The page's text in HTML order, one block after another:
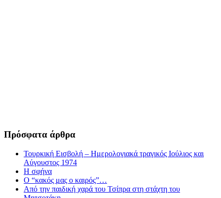
Πρόσφατα άρθρα
Τουρκική Εισβολή – Ημερολογιακά τραγικός Ιούλιος και
Αύγουστος 1974
Η σφήνα
Ο “κακός μας ο καιρός”…
Από την παιδική χαρά του Τσίπρα στη στάχτη του